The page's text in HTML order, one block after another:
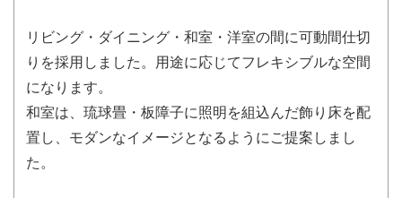
リビング・ダイニング・和室・洋室の間に可動間仕切
りを採用しました。用途に応じてフレキシブルな空間
になります。
和室は、琉球畳・板障子に照明を組込んだ飾り床を配
置し、モダンなイメージとなるようにご提案しまし
た。